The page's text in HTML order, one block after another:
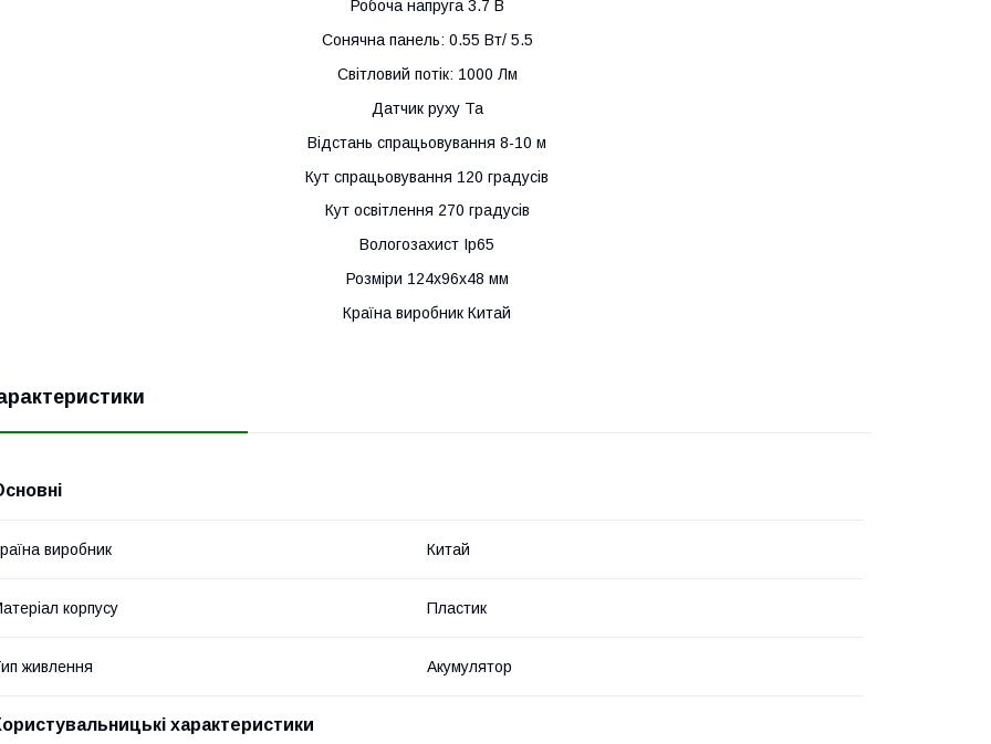
Робоча напруга 3.7 В
Сонячна панель: 0.55 Вт/ 5.5
Світловий потік: 1000 Лм
Датчик руху Та
Відстань спрацьовування 8-10 м
Кут спрацьовування 120 градусів
Кут освітлення 270 градусів
Вологозахист Ip65
Розміри 124х96х48 мм
Країна виробник Китай
виробник Китай
корпусу Пластик
живлення Акумулятор
характеристики